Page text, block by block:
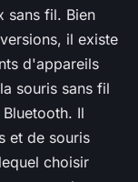
sans fil. Bien
il existe
d'appareils
souris sans fil
Il
et de souris
choisir